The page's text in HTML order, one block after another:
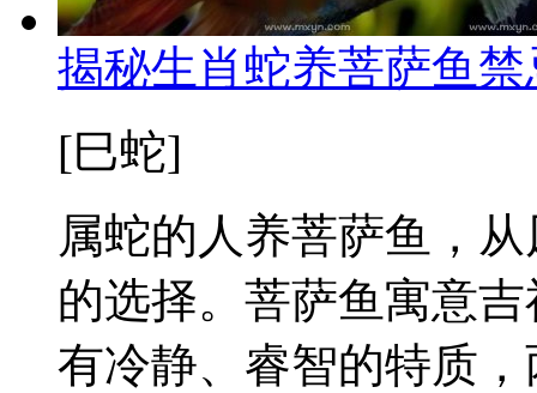
揭秘生肖蛇养菩萨鱼
[巳蛇]
属蛇的人养菩萨鱼，
的选择。菩萨鱼寓意
有冷静、睿智的特质